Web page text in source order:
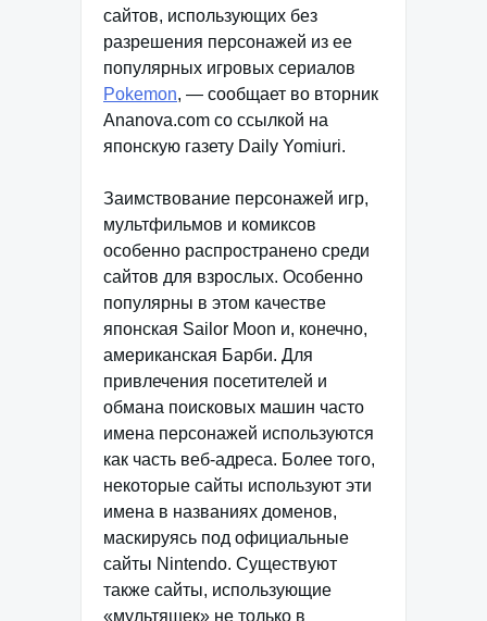
сайтов, использующих без
разрешения персонажей из ее
популярных игровых сериалов
Pokemon, — сообщает во вторник
Ananova.com со ссылкой на
японскую газету Daily Yomiuri.
Заимствование персонажей игр,
мультфильмов и комиксов
особенно распространено среди
сайтов для взрослых. Особенно
популярны в этом качестве
японская Sailor Moon и, конечно,
американская Барби. Для
привлечения посетителей и
обмана поисковых машин часто
имена персонажей используются
как часть веб-адреса. Более того,
некоторые сайты используют эти
имена в названиях доменов,
маскируясь под официальные
сайты Nintendo. Существуют
также сайты, использующие
«мультяшек» не только в